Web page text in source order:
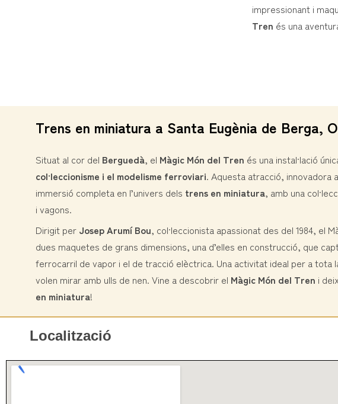
impressionant i
Tren és una
Trens en miniatura a Santa Eugènia de Berga,
Situat al cor del Berguedà, el Màgic Món del Tren és una instal·lació
col·leccionisme i el modelisme ferroviari. Aquesta atracció, innovadora
immersió completa en l’univers dels trens en miniatura, amb una
i vagons.
Dirigit per Josep Arumí Bou, col·leccionista apassionat des del 1984, el
dues maquetes de grans dimensions, una d’elles en construcció, que
ferrocarril de vapor i el de tracció elèctrica. Una activitat ideal per a tota
volen mirar amb ulls de nen. Vine a descobrir el Màgic Món del Tren i
en miniatura!
Localització